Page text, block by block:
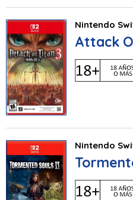
Nintendo
Attack
Nintendo